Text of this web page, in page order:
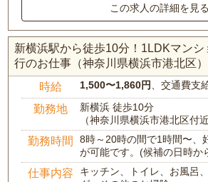
この求人の詳細を見る
新横浜駅から徒歩10分！1LDKマン
行のお仕事（神奈川県横浜市港北区）
時給 1,500〜1,860円 、交通費支
勤務地
新横浜 徒歩10分
（神奈川県横浜市港北区付近
勤務時間
8時～20時の間で1時間〜、
が可能です。(候補の日時か
仕事内容
キッチン、トイレ、お風呂